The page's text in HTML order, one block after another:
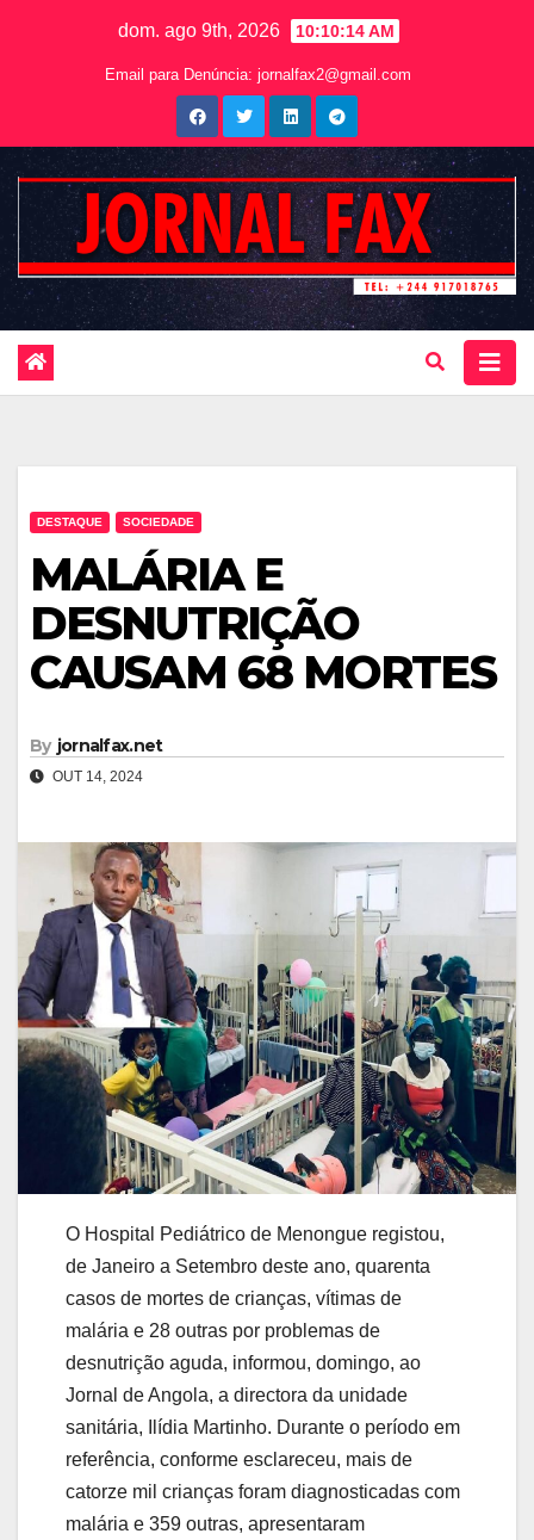
dom. ago 9th, 2026 10:10:15 AM
Email para Denúncia: jornalfax2@gmail.com
DESTAQUE SOCIEDADE
MALÁRIA E
DESNUTRIÇÃO
CAUSAM 68 MORTES
By jornalfax.net
OUT 14, 2024
O Hospital Pediátrico de Menongue registou,
de Janeiro a Setembro deste ano, quarenta
casos de mortes de crianças, vítimas de
malária e 28 outras por problemas de
desnutrição aguda, informou, domingo, ao
Jornal de Angola, a directora da unidade
sanitária, Ilídia Martinho. Durante o período em
referência, conforme esclareceu, mais de
catorze mil crianças foram diagnosticadas com
malária e 359 outras, apresentaram